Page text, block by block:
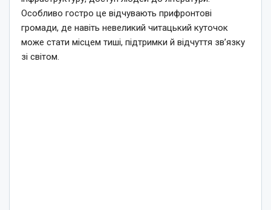
Особливо гостро це відчувають прифронтові
громади, де навіть невеликий читацький куточок
може стати місцем тиші, підтримки й відчуття зв’язку
зі світом.